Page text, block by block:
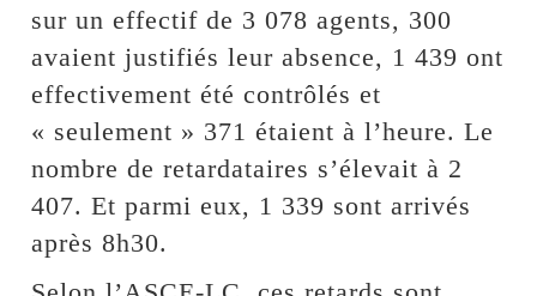
sur un effectif de 3 078 agents, 300
avaient justifiés leur absence, 1 439 ont
effectivement été contrôlés et
« seulement » 371 étaient à l’heure. Le
nombre de retardataires s’élevait à 2
407. Et parmi eux, 1 339 sont arrivés
après 8h30.